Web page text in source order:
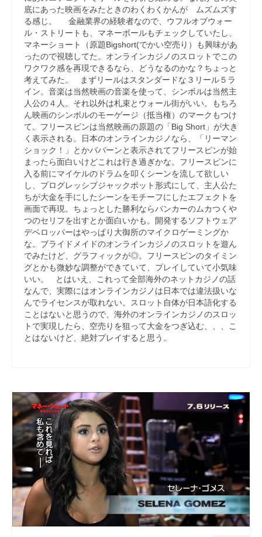
底にあった映画をみたときのわくわくかんが ムズムズす
る感じ。 金融業界の経験者なので、ウフルオブウォー
ル・ストリートも、マネーボールもチェックしていたし、
マネーショート（原題Bigshort(でかい空売り）も興味があ
ったので視聴してた。オンラインカジノのスロットでこの
ワクワク感を再現できるなら、どうなるのかな？ちょっと
考えてみた。 まずリールはスタンダードな３リール５ラ
イン。音楽は当然映画の音楽を使って、シンボルは当然主
人公の４人。それ以外は札束とウォール街がいい。もちろ
ん映画のシンボルのモーゲージ（抵当権）のマークもつけ
て。フリースピンは当然映画の原題の「Big Short」が大き
く表示される。日本のオンラインカジノなら、「リーマン
ショック！」とかババーンと表示されてフリースピンが始
まったら面白いけどこれは行き過ぎかな。フリースピンに
入る前にマイケルのドラムを叩くシーンを流して欲しい
し、プログレッシブジャックポット形式にして、主人公た
ちが大金を手にしたシーンをモチーフにしたエフェクトを
画面で再現。ちょっとした勝利ならバンカーのムカつくや
つのセリフを出すとか面白いかも。開発するソフトウェア
デベロッパーはやっぱり大御所のマイクロゲーミングか
な。ブライドメイドのオンラインカジノのスロットを遊ん
でみたけど、グラフィックが◎。フリースピンのタイミン
グとかも微妙な調整ができていて、プレイしていて小気味
いい。 とはいえ、これって全部海外のネットカジノの話
なんで、実際にはオンラインカジノは日本では違法扱いな
んでライセンスが取れない。スロット自体が日本語化する
ことはないと思うので、海外のオンラインカジノのスロッ
トで実現したら、空売りを狙って大金をつぎ込む、、、こ
とはないけど、絶対プレイすると思う。